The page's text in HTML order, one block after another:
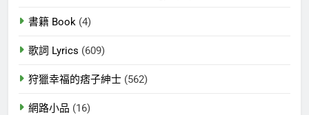
書籍 Book (4)
歌詞 Lyrics (609)
狩獵幸福的痞子紳士 (562)
網路小品 (16)